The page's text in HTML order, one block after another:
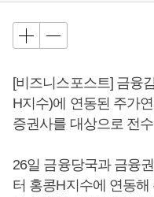
[비즈니스포스트] 금융
H지수)에 연동된 주가
증권사를 대상으로 전
26일 금융당국과 금융
터 홍콩H지수에 연동